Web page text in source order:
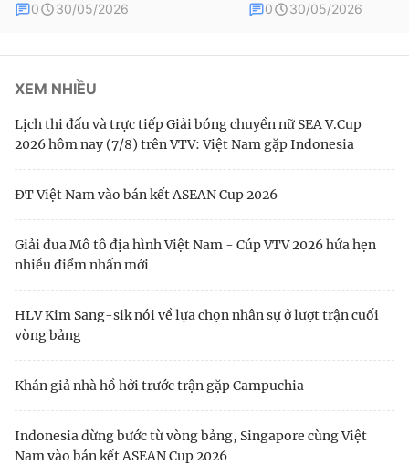
0 30/05/2026 0 30/05/2026
XEM NHIỀU
Lịch thi đấu và trực tiếp Giải bóng chuyền nữ SEA V.Cup
2026 hôm nay (7/8) trên VTV: Việt Nam gặp Indonesia
ĐT Việt Nam vào bán kết ASEAN Cup 2026
Giải đua Mô tô địa hình Việt Nam - Cúp VTV 2026 hứa hẹn
nhiều điểm nhấn mới
HLV Kim Sang-sik nói về lựa chọn nhân sự ở lượt trận cuối
vòng bảng
Khán giả nhà hồ hởi trước trận gặp Campuchia
Indonesia dừng bước từ vòng bảng, Singapore cùng Việt
Nam vào bán kết ASEAN Cup 2026